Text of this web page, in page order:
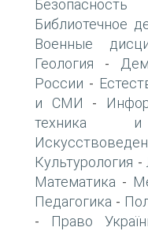
Безопасность
Библиотечное
Военные
Геология -
России -
и СМИ -
техника и
Культурология -
Математика -
Педагогика -
- Право